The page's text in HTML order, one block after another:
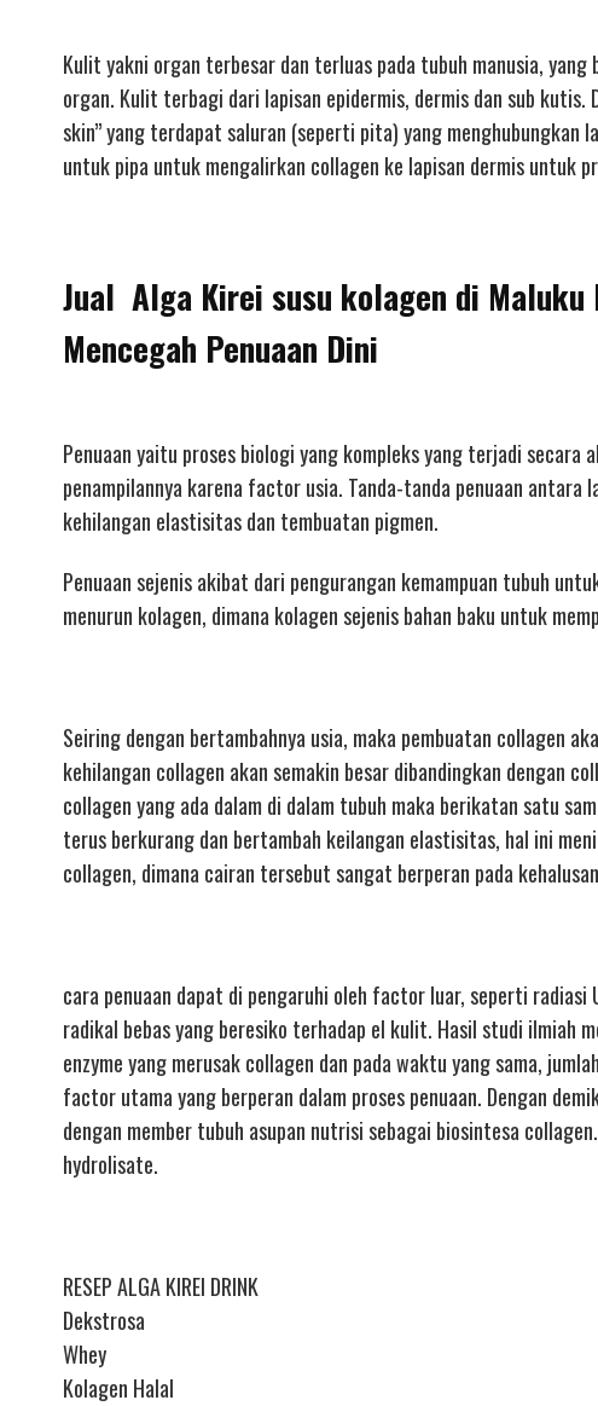
Kulit yakni organ terbesar dan terluas pada tubuh manusia,
organ. Kulit terbagi dari lapisan epidermis, dermis dan sub
skin” yang terdapat saluran (seperti pita) yang menghubungkan
untuk pipa untuk mengalirkan collagen ke lapisan dermis untuk
Jual Alga Kirei susu kolagen di
Mencegah Penuaan Dini
Penuaan yaitu proses biologi yang kompleks yang terjadi
penampilannya karena factor usia. Tanda-tanda penuaan
kehilangan elastisitas dan tembuatan pigmen.
Penuaan sejenis akibat dari pengurangan kemampuan tubuh
menurun kolagen, dimana kolagen sejenis bahan baku untuk
Seiring dengan bertambahnya usia, maka pembuatan collagen
kehilangan collagen akan semakin besar dibandingkan dengan
collagen yang ada dalam di dalam tubuh maka berikatan satu
terus berkurang dan bertambah keilangan elastisitas, hal ini
collagen, dimana cairan tersebut sangat berperan pada
cara penuaan dapat di pengaruhi oleh factor luar, seperti
radikal bebas yang beresiko terhadap el kulit. Hasil studi ilmiah
enzyme yang merusak collagen dan pada waktu yang sama,
factor utama yang berperan dalam proses penuaan. Dengan
dengan member tubuh asupan nutrisi sebagai biosintesa
hydrolisate.
RESEP ALGA KIREI DRINK
Dekstrosa
Whey
Kolagen Halal